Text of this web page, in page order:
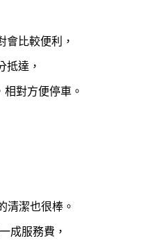
會比較便利，
抵達，
對方便停車。
清潔也很棒。
成服務費，